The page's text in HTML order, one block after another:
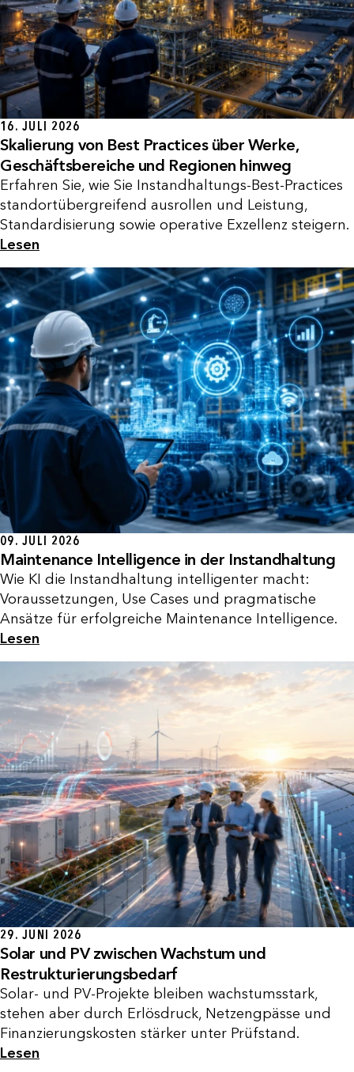
16. JULI 2026
Skalierung von Best Practices über Werke,
Geschäftsbereiche und Regionen hinweg
Erfahren Sie, wie Sie Instandhaltungs-Best-Practices
standortübergreifend ausrollen und Leistung,
Standardisierung sowie operative Exzellenz steigern.
Lesen
09. JULI 2026
Maintenance Intelligence in der Instandhaltung
Wie KI die Instandhaltung intelligenter macht:
Voraussetzungen, Use Cases und pragmatische
Ansätze für erfolgreiche Maintenance Intelligence.
Lesen
29. JUNI 2026
Solar und PV zwischen Wachstum und
Restrukturierungsbedarf
Solar- und PV-Projekte bleiben wachstumsstark,
stehen aber durch Erlösdruck, Netzengpässe und
Finanzierungskosten stärker unter Prüfstand.
Lesen